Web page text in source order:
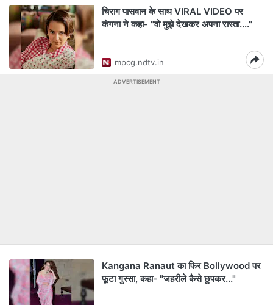
चिराग पासवान के साथ VIRAL VIDEO पर
कंगना ने कहा- "वो मुझे देखकर अपना रास्ता...."
mpcg.ndtv.in
ADVERTISEMENT
Kangana Ranaut का फिर Bollywood पर
फूटा गुस्सा, कहा- "जहरीले कैसे छुपकर..."